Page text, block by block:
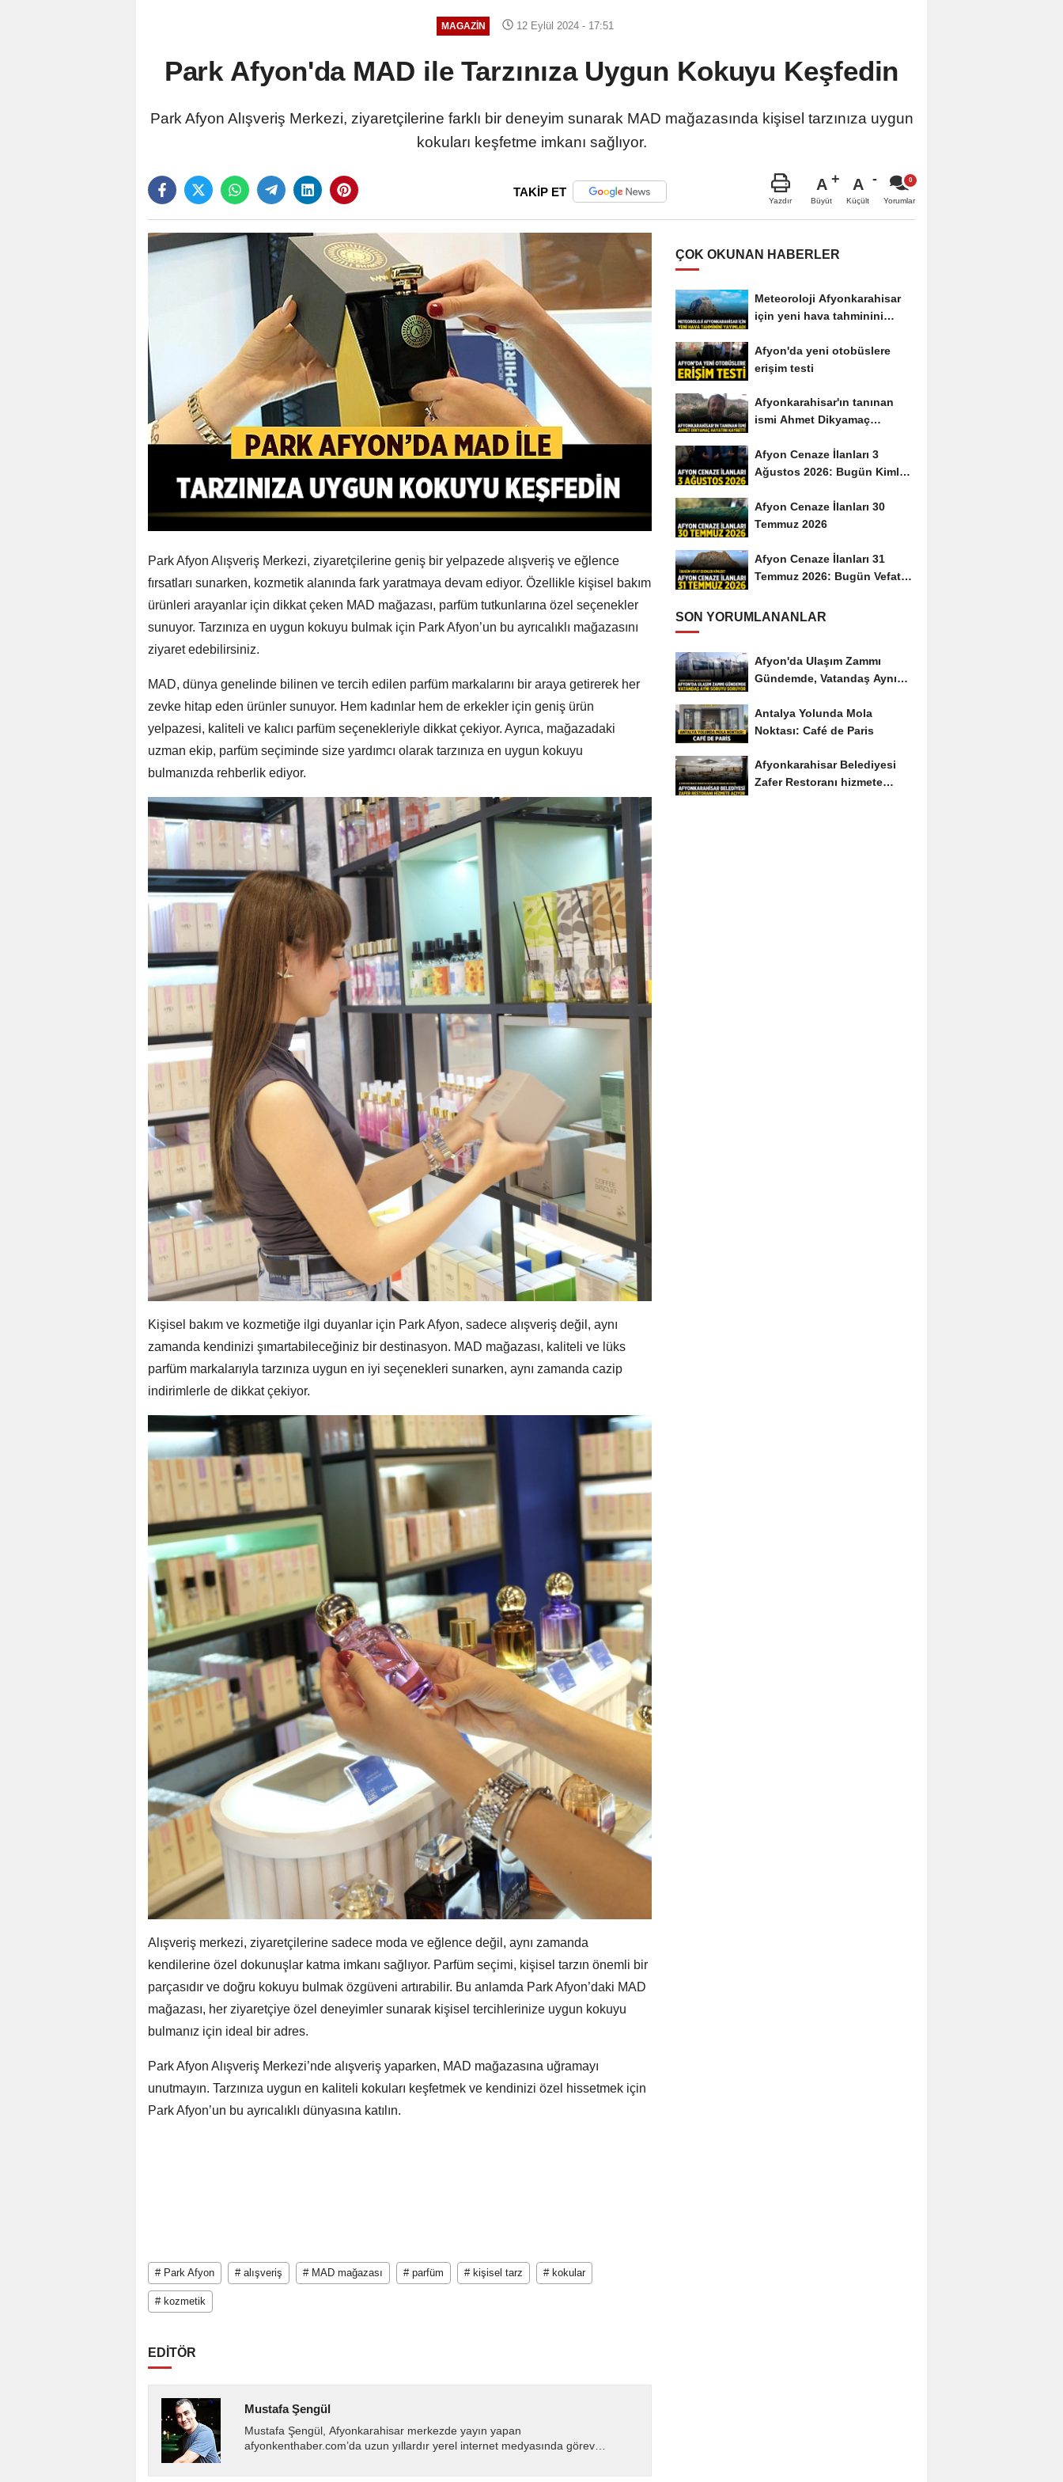
MAGAZIN 12 Eylül 2024 - 17:51
Park Afyon'da MAD ile Tarzınıza Uygun Kokuyu Keşfedin
Park Afyon Alışveriş Merkezi, ziyaretçilerine farklı bir deneyim sunarak MAD mağazasında kişisel tarzınıza uygun
kokuları keşfetme imkanı sağlıyor.
TAKİP ET
Yazdır
A
Büyüt
A
Küçült Yorumlar
Park Afyon Alışveriş Merkezi, ziyaretçilerine geniş bir yelpazede alışveriş ve eğlence
fırsatları sunarken, kozmetik alanında fark yaratmaya devam ediyor. Özellikle kişisel bakım
ürünleri arayanlar için dikkat çeken MAD mağazası, parfüm tutkunlarına özel seçenekler
sunuyor. Tarzınıza en uygun kokuyu bulmak için Park Afyon’un bu ayrıcalıklı mağazasını
ziyaret edebilirsiniz.
MAD, dünya genelinde bilinen ve tercih edilen parfüm markalarını bir araya getirerek her
zevke hitap eden ürünler sunuyor. Hem kadınlar hem de erkekler için geniş ürün
yelpazesi, kaliteli ve kalıcı parfüm seçenekleriyle dikkat çekiyor. Ayrıca, mağazadaki
uzman ekip, parfüm seçiminde size yardımcı olarak tarzınıza en uygun kokuyu
bulmanızda rehberlik ediyor.
Kişisel bakım ve kozmetiğe ilgi duyanlar için Park Afyon, sadece alışveriş değil, aynı
zamanda kendinizi şımartabileceğiniz bir destinasyon. MAD mağazası, kaliteli ve lüks
parfüm markalarıyla tarzınıza uygun en iyi seçenekleri sunarken, aynı zamanda cazip
indirimlerle de dikkat çekiyor.
Alışveriş merkezi, ziyaretçilerine sadece moda ve eğlence değil, aynı zamanda
kendilerine özel dokunuşlar katma imkanı sağlıyor. Parfüm seçimi, kişisel tarzın önemli bir
parçasıdır ve doğru kokuyu bulmak özgüveni artırabilir. Bu anlamda Park Afyon’daki MAD
mağazası, her ziyaretçiye özel deneyimler sunarak kişisel tercihlerinize uygun kokuyu
bulmanız için ideal bir adres.
Park Afyon Alışveriş Merkezi’nde alışveriş yaparken, MAD mağazasına uğramayı
unutmayın. Tarzınıza uygun en kaliteli kokuları keşfetmek ve kendinizi özel hissetmek için
Park Afyon’un bu ayrıcalıklı dünyasına katılın.
# Park Afyon # alışveriş # MAD mağazası # parfüm # kişisel tarz # kokular
# kozmetik
EDİTÖR
Mustafa Şengül
Mustafa Şengül, Afyonkarahisar merkezde yayın yapan
afyonkenthaber.com’da uzun yıllardır yerel internet medyasında görev
ÇOK OKUNAN HABERLER
Meteoroloji Afyonkarahisar
için yeni hava tahminini
Afyon'da yeni otobüslere
erişim testi
Afyonkarahisar'ın tanınan
ismi Ahmet Dikyamaç
Afyon Cenaze İlanları 3
Ağustos 2026: Bugün Kimler
Afyon Cenaze İlanları 30
Temmuz 2026
Afyon Cenaze İlanları 31
Temmuz 2026: Bugün Vefat
SON YORUMLANANLAR
Afyon'da Ulaşım Zammı
Gündemde, Vatandaş Aynı
Antalya Yolunda Mola
Noktası: Café de Paris
Afyonkarahisar Belediyesi
Zafer Restoranı hizmete